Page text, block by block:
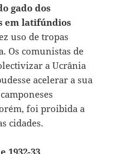
gado dos
em latifúndios
uso de tropas
Os comunistas de
a Ucrânia
acelerar a sua
foi proibida a
cidades.
1932-33